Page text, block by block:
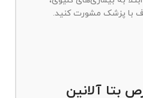
با پزشک مشورت کنید.
بتا آلانین